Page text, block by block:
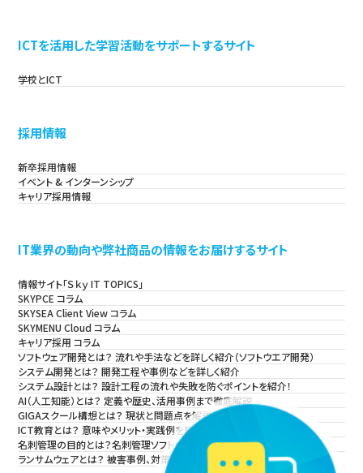
ICTを活用した学習活動をサポートするサイト
学校とICT
採用情報
新卒採用情報
イベント & インターンシップ
キャリア採用情報
IT業界の動向や弊社商品の情報をお届けするサイト
情報サイト「Ｓｋｙ IT TOPICS」
SKYPCE コラム
SKYSEA Client View コラム
SKYMENU Cloud コラム
キャリア採用 コラム
ソフトウェア開発とは？ 流れや手法などを詳しく紹介（ソフトウエア開発）
システム開発とは？ 開発工程や事例などを詳しく紹介
システム設計とは？ 設計工程の流れや失敗を防ぐポイントを紹介！
AI（人工知能）とは？ 定義や歴史、活用事例まで徹底解説
GIGAスクール構想とは？ 現状と問題点を解説
ICT教育とは？ 意味やメリット・実践例を簡単に解説
名刺管理の目的とは？名刺管理ソフトウェアの導入方法・事例も紹介！
ランサムウェアとは？ 被害事例、対策・対処法を解説